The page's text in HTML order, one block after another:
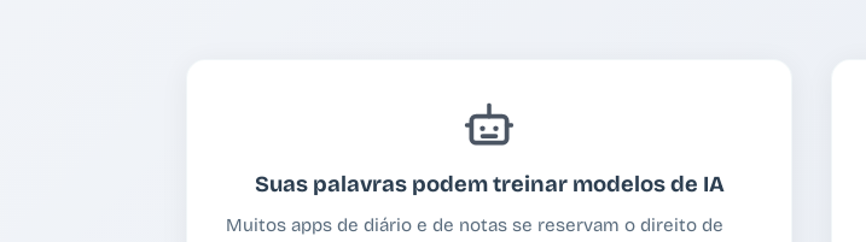
Suas palavras podem treinar modelos de IA
Muitos apps de diário e de notas se reservam o direito de